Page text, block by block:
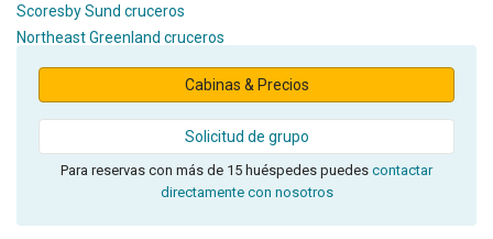
Scoresby Sund cruceros
Northeast Greenland cruceros
Cabinas & Precios
Solicitud de grupo
Para reservas con más de 15 huéspedes puedes contactar
directamente con nosotros